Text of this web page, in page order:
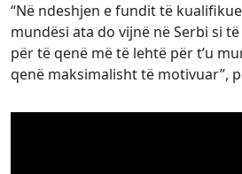
“Në ndeshjen e fundit të
mundësi ata do vijnë në Serbi si
për të qenë më të lehtë për t’u
qenë maksimalisht të motivuar”,